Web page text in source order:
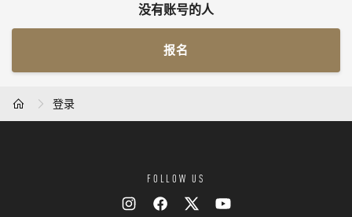
没有账号的人
报名
登录
FOLLOW US